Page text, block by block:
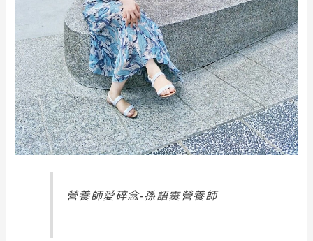
營養師愛碎念-孫語霙營養師